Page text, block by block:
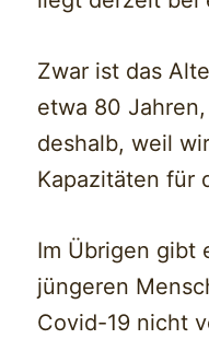
Zwar ist das
etwa 80
deshalb, weil
Kapazitäten für
Im Übrigen gibt
jüngeren
Covid-19 nicht